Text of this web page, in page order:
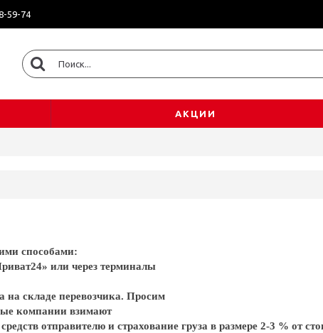
59-74
АКЦИИ
способами:
или через терминалы
складе перевозчика. Просим
компании взимают
отправителю и страхование груза в размере 2-3 % от